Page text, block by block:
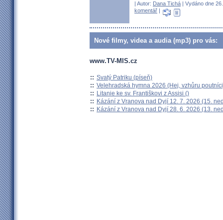
| Autor: Dana Tichá | Vydáno dne
komentář |
Nové filmy, videa a audia (mp3) pro vás:
www.TV-MIS.cz
:: Svatý Patriku (píseň)
:: Velehradská hymna 2026 (Hej, vzhůru
:: Litanie ke sv. Františkovi z Assisi ()
:: Kázání z Vranova nad Dyjí 12. 7. 2026 (15.
:: Kázání z Vranova nad Dyjí 28. 6. 2026 (13.